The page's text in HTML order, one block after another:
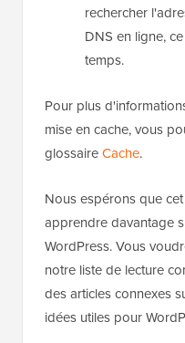
rechercher
DNS en ligne,
temps.
Pour plus
mise en cache, vous
glossaireCache.
Nous espérons que
apprendre davantage
WordPress. Vous
notre liste de lecture
des articles connexes
idées utiles pour